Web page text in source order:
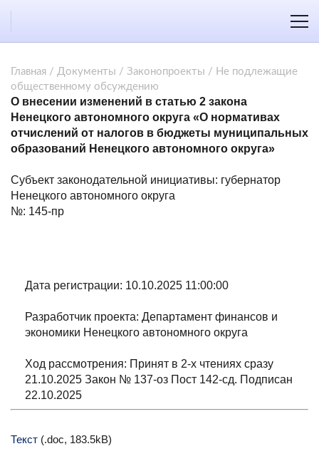
Главная / Документы / Законопроекты / Не подлежащие
общественному обсуждению
О внесении изменений в статью 2 закона
Ненецкого автономного округа «О нормативах
отчислений от налогов в бюджеты муниципальных
образований Ненецкого автономного округа»
Субъект законодательной инициативы: губернатор
Ненецкого автономного округа
№: 145-пр
Дата регистрации: 10.10.2025 11:00:00
Разработчик проекта: Департамент финансов и
экономики Ненецкого автономного округа
Ход рассмотрения: Принят в 2-х чтениях сразу
21.10.2025 Закон № 137-оз Пост 142-сд. Подписан
22.10.2025
Текст (.doc, 183.5kB)